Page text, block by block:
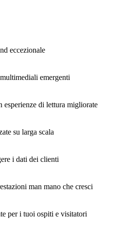
eccezionale
emergenti
esperienze di lettura migliorate
su larga scala
i dati dei clienti
man mano che cresci
per i tuoi ospiti e visitatori